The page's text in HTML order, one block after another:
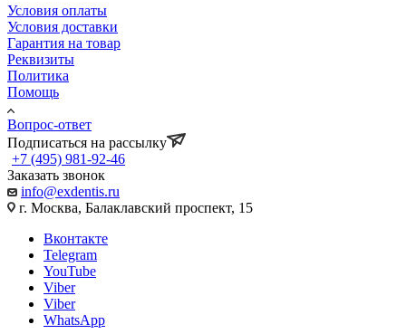
Условия оплаты
Условия доставки
Гарантия на товар
Реквизиты
Политика
Помощь
Вопрос-ответ
Подписаться на рассылку
+7 (495) 981-92-46
Заказать звонок
info@exdentis.ru
г. Москва, Балаклавский проспект, 15
Вконтакте
Telegram
YouTube
Viber
Viber
WhatsApp